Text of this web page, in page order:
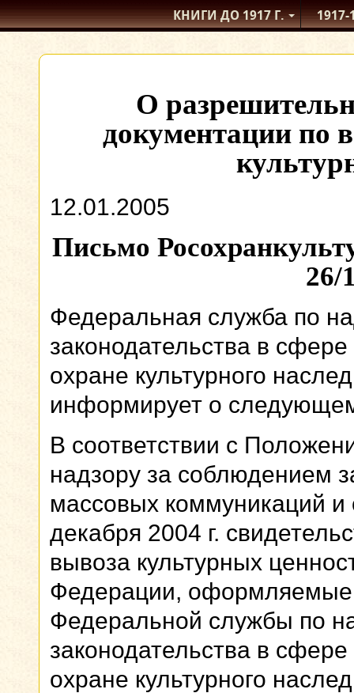
КНИГИ ДО 1917Г. 1917-
О
документации по
12.01.2005
Письмо
26/
Федеральная служба по
законодательства в
охране культурного
информирует о
В соответствии с
надзору за соблюдением
массовых коммуникаций и
декабря 2004 г.
вывоза культурных
Федерации,
Федеральной службы по
законодательства в
охране культурного